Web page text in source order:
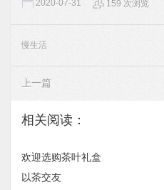
2020-07-31 159 次浏览
慢生活
上一篇
相关阅读：
欢迎选购茶叶礼盒
以茶交友